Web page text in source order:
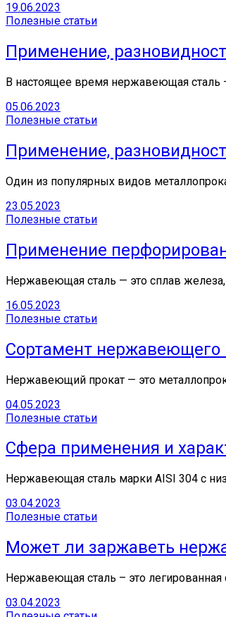
19.06.2023
Полезные статьи
Применение,
В настоящее время нержавеющая сталь
05.06.2023
Полезные статьи
Применение,
Один из популярных видов
23.05.2023
Полезные статьи
Применение
Нержавеющая сталь — это сплав
16.05.2023
Полезные статьи
Сортамент нержавеющего
Нержавеющий прокат — это
04.05.2023
Полезные статьи
Сфера применения и
Нержавеющая сталь марки AISI 304 с
03.04.2023
Полезные статьи
Может ли заржаветь
Нержавеющая сталь – это легированная
03.04.2023